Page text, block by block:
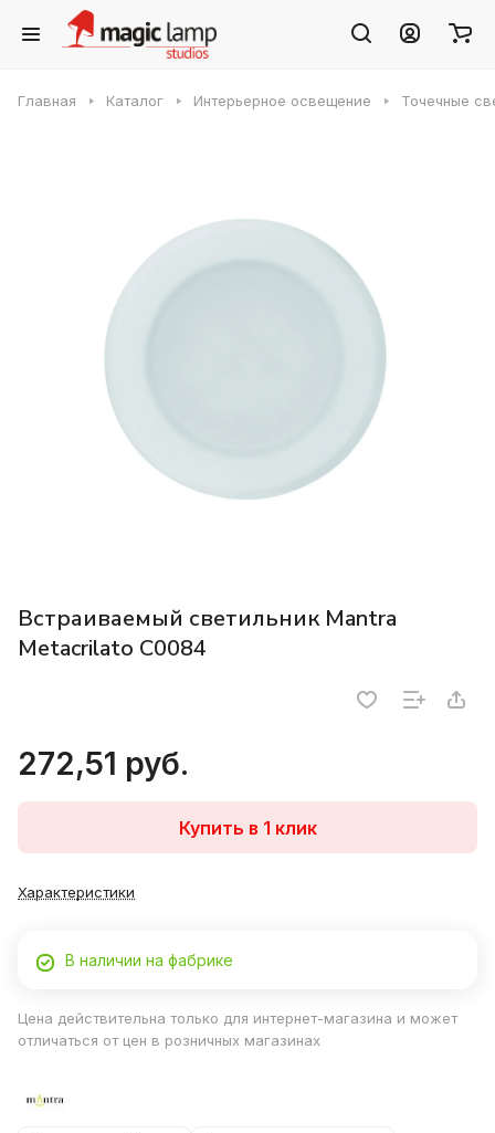
Главная Каталог Интерьерное освещение Точечные
Встраиваемый светильник Mantra
Metacrilato C0084
272,51 руб.
Купить в 1 клик
Характеристики
В наличии на фабрике
Цена действительна только для интернет-магазина и может
отличаться от цен в розничных магазинах